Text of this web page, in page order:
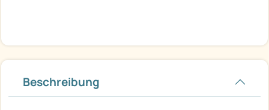
Beschreibung